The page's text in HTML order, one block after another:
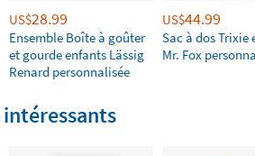
US$28.99
Ensemble Boîte à goûter
et gourde enfants Lässig
Renard personnalisée
US$44.99
Sac à dos Trixie
Mr. Fox